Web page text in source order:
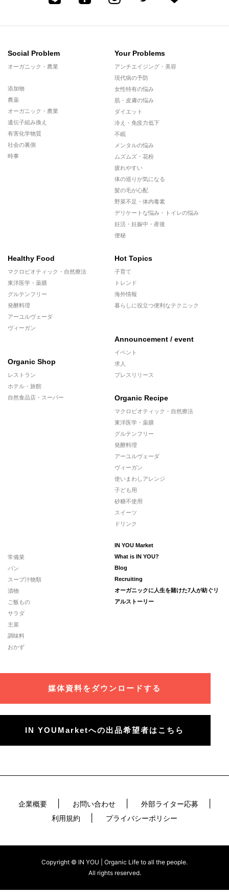
Social Problem
オーガニック・農業
添加物
農薬
オーガニック・農業
遺伝子組み換え
有害化学物質
社会の裏側
時事
Your Problems
アンチエイジング・美容
現代病の予防
女性特有の悩み
肌・皮膚の悩み
ダイエット
冷え・免疫力低下
不眠
メンタルの悩み
ムズムズ・花粉
疲れやすい
体の巡りが気になる
髪の毛が心配
野菜不足・体内毒素
デリケートな悩み・トイレの悩み
妊活・妊娠中・産後
便秘
Healthy Food
マクロビオティック・自然療法
東洋医学・薬膳
グルテンフリー
発酵料理
アーユルヴェーダ
ヴィーガン
Organic Shop
レストラン
ホテル・旅館
自然食品店・スーパー
Hot Topics
子育て
トレンド
海外情報
暮らしに役立つ便利なテクニック
Announcement / event
イベント
求人
プレスリリース
Organic Recipe
マクロビオティック・自然療法
東洋医学・薬膳
グルテンフリー
発酵料理
アーユルヴェーダ
ヴィーガン
使いまわしアレンジ
子ども用
砂糖不使用
スイーツ
ドリンク
常備菜
パン
スープ汁物類
漬物
ご飯もの
サラダ
主菜
調味料
おかず
IN YOU Market
What is IN YOU?
Blog
Recruiting
オーガニックに人生を賭けた7人が紡ぐリ
アルストーリー
媒体資料をダウンロードする
IN YOUMarketへの出品希望者はこちら
企業概要 お問い合わせ
外部ライター応募
利用規約
プライバシーポリシー
Copyright © IN YOU | Organic Life to all the people.
All rights reserved.